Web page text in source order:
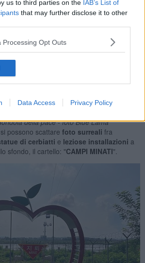
us to third parties on the IAB’s List of
that may further disclose it to other
Processing Opt Outs
Data Access Privacy Policy
della pace - foto Blue Lama
possono scattare foto surreali fra
di cerbiatti e leziose installazioni a
sfondo, il cartello: "CAMPI MINATI".